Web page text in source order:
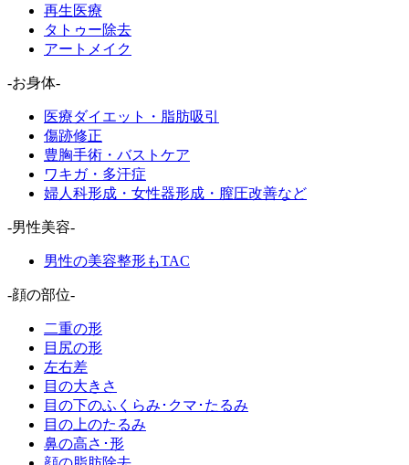
再生医療
タトゥー除去
アートメイク
-お身体-
医療ダイエット・脂肪吸引
傷跡修正
豊胸手術・バストケア
ワキガ・多汗症
婦人科形成・女性器形成・膣圧改善など
-男性美容-
男性の美容整形もTAC
-顔の部位-
二重の形
目尻の形
左右差
目の大きさ
目の下のふくらみ･クマ･たるみ
目の上のたるみ
鼻の高さ･形